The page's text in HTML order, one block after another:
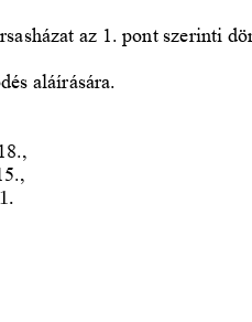
az 1. pont szerinti
aláírására.